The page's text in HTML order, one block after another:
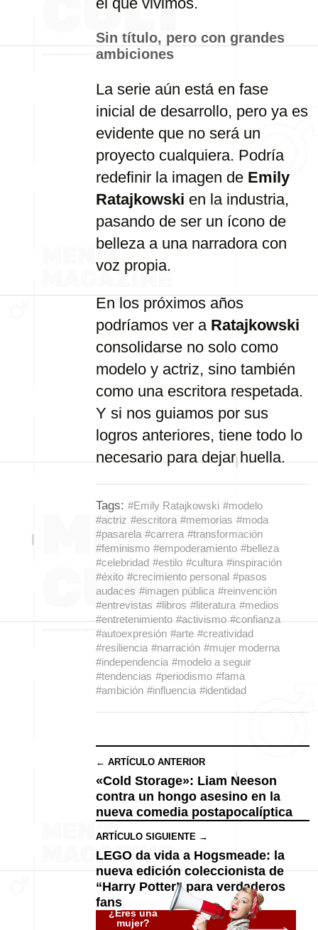
Sin título, pero con grandes
ambiciones
La serie aún está en fase
inicial de desarrollo, pero ya es
evidente que no será un
proyecto cualquiera. Podría
redefinir la imagen de Emily
Ratajkowski en la industria,
pasando de ser un ícono de
belleza a una narradora con
voz propia.
En los próximos años
podríamos ver a Ratajkowski
consolidarse no solo como
modelo y actriz, sino también
como una escritora respetada.
Y si nos guiamos por sus
logros anteriores, tiene todo lo
necesario para dejar huella.
Tags: #Emily Ratajkowski #modelo
#actriz #escritora #memorias #moda
#pasarela #carrera #transformación
#feminismo #empoderamiento #belleza
#celebridad #estilo #cultura #inspiración
#éxito #crecimiento personal #pasos
audaces #imagen pública #reinvención
#entrevistas #libros #literatura #medios
#entretenimiento #activismo #confianza
#autoexpresión #arte #creatividad
#resiliencia #narración #mujer moderna
#independencia #modelo a seguir
#tendencias #periodismo #fama
#ambición #influencia #identidad
← ARTÍCULO ANTERIOR
«Cold Storage»: Liam Neeson
contra un hongo asesino en la
nueva comedia postapocalíptica
ARTÍCULO SIGUIENTE →
LEGO da vida a Hogsmeade: la
nueva edición coleccionista de
“Harry Potter” para verdaderos
fans
¿Eres una
mujer?